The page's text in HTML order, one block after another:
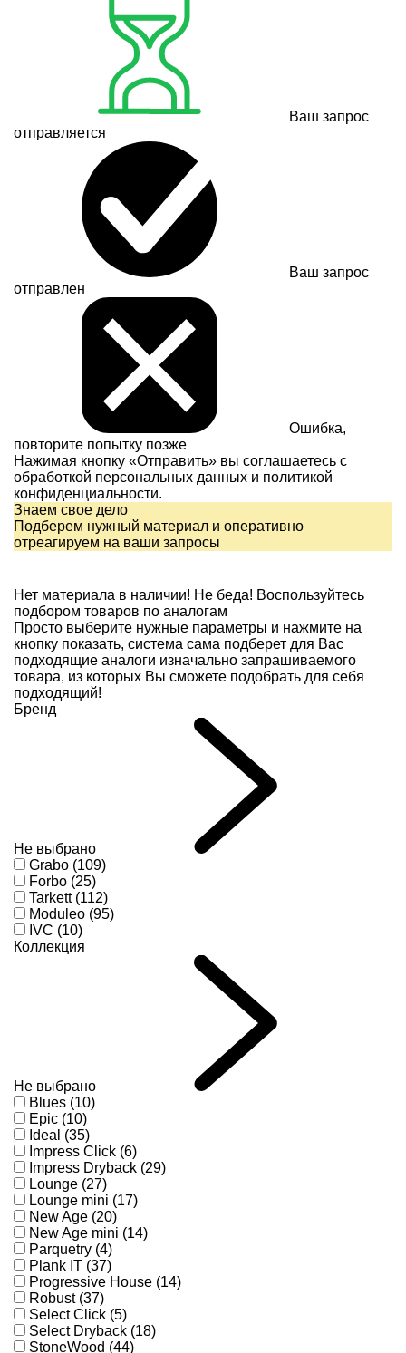
Ваш запрос
отправляется
Ваш запрос
отправлен
Ошибка,
повторите попытку позже
Нажимая кнопку «Отправить» вы соглашаетесь с
обработкой персональных данных и политикой
конфиденциальности.
Знаем свое дело
Подберем нужный материал и оперативно
отреагируем на ваши запросы
Нет материала в наличии! Не беда! Воспользуйтесь
подбором товаров по аналогам
Просто выберите нужные параметры и нажмите на
кнопку показать, система сама подберет для Вас
подходящие аналоги изначально запрашиваемого
товара, из которых Вы сможете подобрать для себя
подходящий!
Бренд
Не выбрано
Grabo (109)
Forbo (25)
Tarkett (112)
Moduleo (95)
IVC (10)
Коллекция
Не выбрано
Blues (10)
Epic (10)
Ideal (35)
Impress Click (6)
Impress Dryback (29)
Lounge (27)
Lounge mini (17)
New Age (20)
New Age mini (14)
Parquetry (4)
Plank IT (37)
Progressive House (14)
Robust (37)
Select Click (5)
Select Dryback (18)
StoneWood (44)